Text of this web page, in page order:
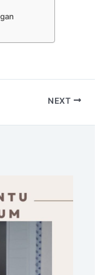
NEXT